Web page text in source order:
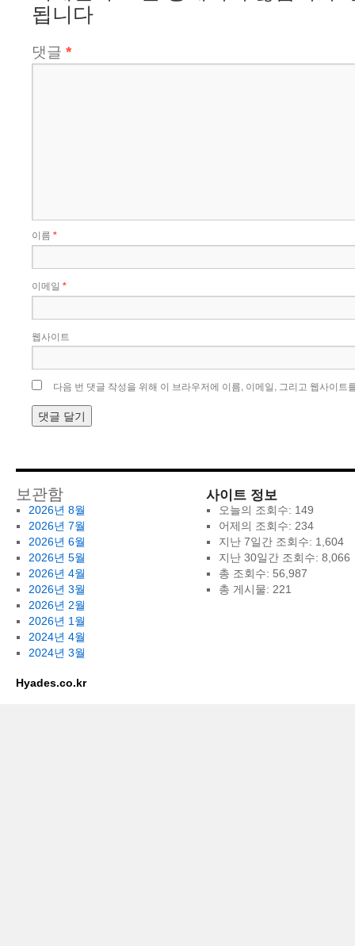
됩니다
댓글 *
이름 *
이메일 *
웹사이트
다음 번 댓글 작성을 위해 이 브라우저에 이름, 이메일, 그리고 웹사이트
보관함
2026년 8월
2026년 7월
2026년 6월
2026년 5월
2026년 4월
2026년 3월
2026년 2월
2026년 1월
2024년 4월
2024년 3월
사이트 정보
오늘의 조회수: 149
어제의 조회수: 234
지난 7일간 조회수: 1,604
지난 30일간 조회수: 8,066
총 조회수: 56,987
총 게시물: 221
Hyades.co.kr